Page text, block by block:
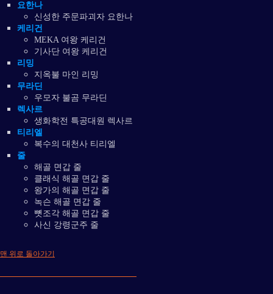
요한나
신성한 주문파괴자 요한나
케리건
MEKA 여왕 케리건
기사단 여왕 케리건
리밍
지옥불 마인 리밍
무라딘
우모자 불곰 무라딘
렉사르
생화학전 특공대원 렉사르
티리엘
복수의 대천사 티리엘
줄
해골 면갑 줄
클래식 해골 면갑 줄
왕가의 해골 면갑 줄
녹슨 해골 면갑 줄
뼛조각 해골 면갑 줄
사신 강령군주 줄
맨 위로 돌아가기